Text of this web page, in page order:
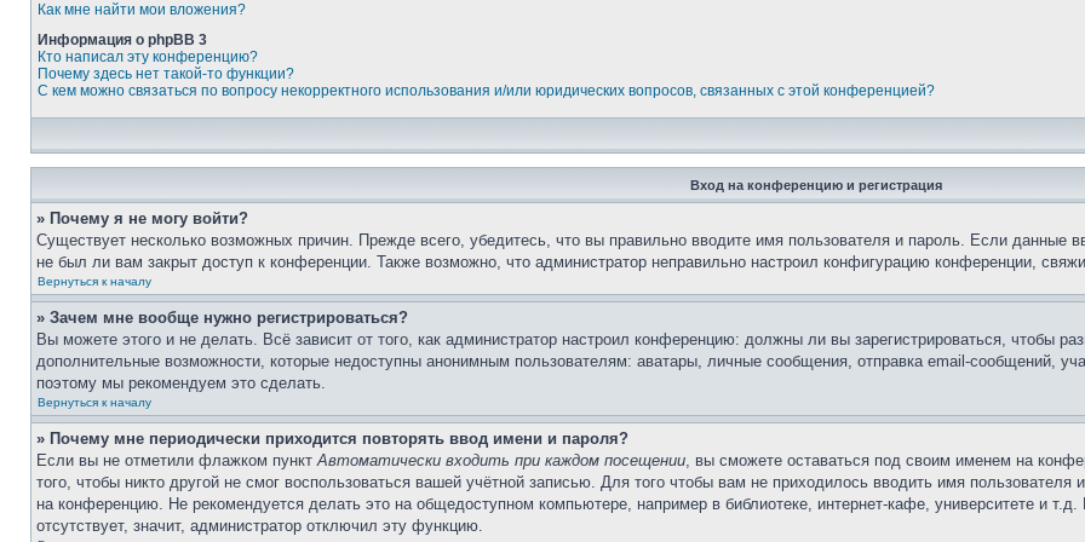
Как мне найти мои вложения?
Информация о phpBB 3
Кто написал эту конференцию?
Почему здесь нет такой-то функции?
С кем можно связаться по вопросу некорректного использования и/или юридических вопросов, связанных с этой конференцией?
Вход на конференцию и регистрация
» Почему я не могу войти?
Существует несколько возможных причин. Прежде всего, убедитесь, что вы правильно вводите имя пользователя и пароль. Если данные
не был ли вам закрыт доступ к конференции. Также возможно, что администратор неправильно настроил конфигурацию конференции,
Вернуться к началу
» Зачем мне вообще нужно регистрироваться?
Вы можете этого и не делать. Всё зависит от того, как администратор настроил конференцию: должны ли вы зарегистрироваться, чтобы
дополнительные возможности, которые недоступны анонимным пользователям: аватары, личные сообщения, отправка email-сообщений,
поэтому мы рекомендуем это сделать.
Вернуться к началу
» Почему мне периодически приходится повторять ввод имени и пароля?
Если вы не отметили флажком пунктАвтоматически входить при каждом посещении, вы сможете оставаться под своим именем на
того, чтобы никто другой не смог воспользоваться вашей учётной записью. Для того чтобы вам не приходилось вводить имя
на конференцию. Не рекомендуется делать это на общедоступном компьютере, например в библиотеке, интернет-кафе, университете и
отсутствует, значит, администратор отключил эту функцию.